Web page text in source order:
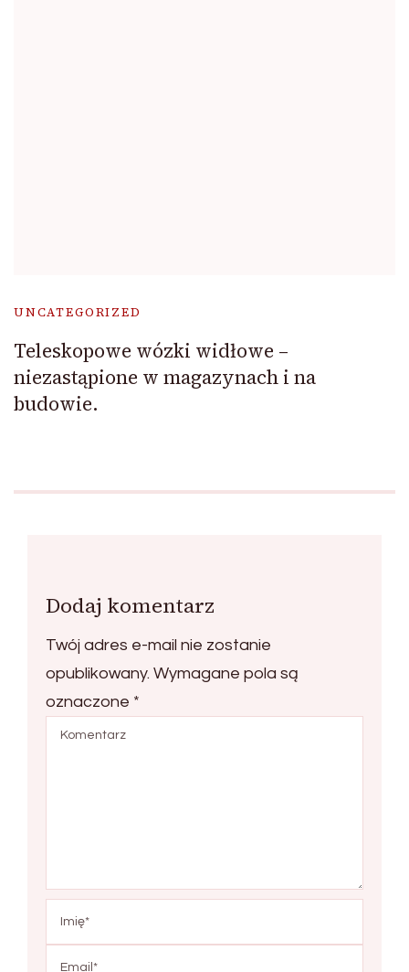
UNCATEGORIZED
Teleskopowe wózki widłowe –
niezastąpione w magazynach i na
budowie.
Dodaj komentarz
Twój adres e-mail nie zostanie
opublikowany. Wymagane pola są
oznaczone *